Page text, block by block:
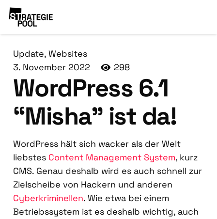
Update, Websites
3. November 2022
298
Word­Press 6.1
“Misha” ist da!
Word­Press hält sich wacker als der Welt
liebs­tes Con­tent Manage­ment Sys­tem, kurz
CMS. Genau des­halb wird es auch schnell zur
Ziel­schei­be von Hackern und ande­ren
Cyber­kri­mi­nel­len. Wie etwa bei einem
Betriebs­sys­tem ist es des­halb wich­tig, auch